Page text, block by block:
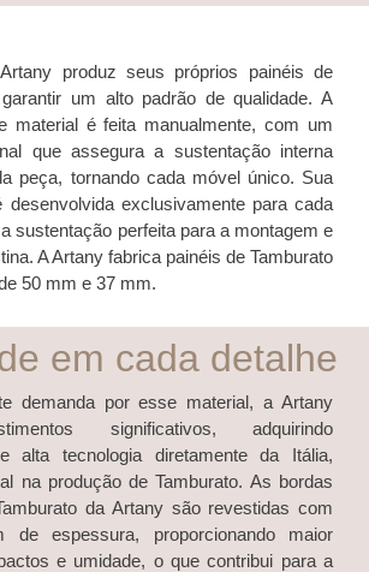
produz seus próprios painéis de
um alto padrão de qualidade. A
material é feita manualmente, com um
que assegura a sustentação interna
peça, tornando cada móvel único. Sua
desenvolvida exclusivamente para cada
sustentação perfeita para a montagem e
A Artany fabrica painéis de Tamburato
50 mm e 37 mm.
em cada detalhe
demanda por esse material, a Artany
significativos, adquirindo
alta tecnologia diretamente da Itália,
na produção de Tamburato. As bordas
da Artany são revestidas com
espessura, proporcionando maior
e umidade, o que contribui para a